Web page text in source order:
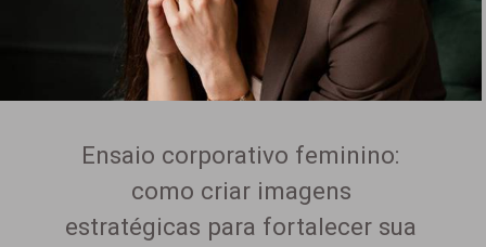
Ensaio corporativo feminino:
como criar imagens
estratégicas para fortalecer sua